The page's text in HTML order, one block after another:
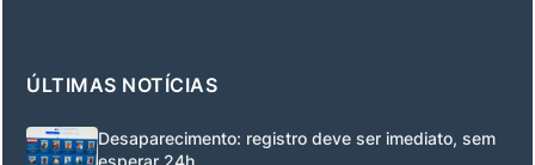
ÚLTIMAS NOTÍCIAS
Desaparecimento: registro deve ser imediato, sem
esperar 24h